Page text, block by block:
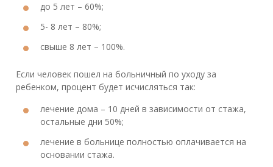
до 5 лет – 60%;
5- 8 лет – 80%;
свыше 8 лет – 100%.
Если человек пошел на больничный по уходу за
ребенком, процент будет исчисляться так:
лечение дома – 10 дней в зависимости от стажа,
остальные дни 50%;
лечение в больнице полностью оплачивается на
основании стажа.